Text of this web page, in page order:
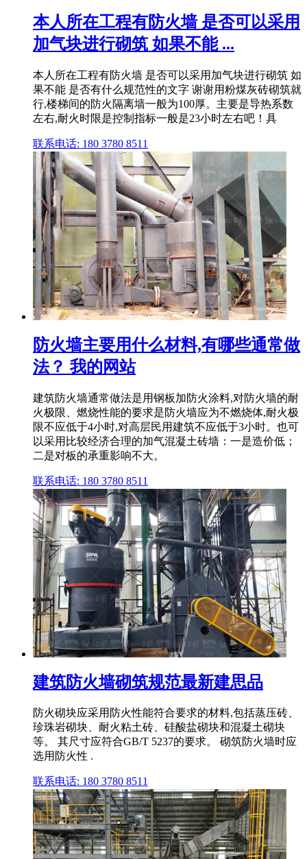
本人所在工程有防火墙 是否可以采用
加气块进行砌筑 如果不能 ...
本人所在工程有防火墙 是否可以采用加气块进行砌筑 如
果不能 是否有什么规范性的文字 谢谢用粉煤灰砖砌筑就
行,楼梯间的防火隔离墙一般为100厚。主要是导热系数
左右,耐火时限是控制指标一般是23小时左右吧！具
联系电话: 180 3780 8511
防火墙主要用什么材料,有哪些通常做
法？ 我的网站
建筑防火墙通常做法是用钢板加防火涂料,对防火墙的耐
火极限、燃烧性能的要求是防火墙应为不燃烧体,耐火极
限不应低于4小时,对高层民用建筑不应低于3小时。也可
以采用比较经济合理的加气混凝土砖墙：一是造价低；
二是对板的承重影响不大。
联系电话: 180 3780 8511
建筑防火墙砌筑规范最新建思品
防火砌块应采用防火性能符合要求的材料,包括蒸压砖、
珍珠岩砌块、耐火粘土砖、硅酸盐砌块和混凝土砌块
等。 其尺寸应符合GB/T 5237的要求。 砌筑防火墙时应
选用防火性 .
联系电话: 180 3780 8511